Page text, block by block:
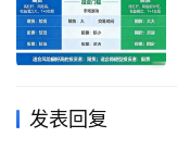
发表回复